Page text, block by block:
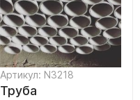
Артикул: N3218
Труба